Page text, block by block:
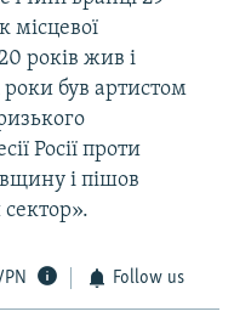
місцевої
років жив і
був артистом
Росії проти
і пішов
Follow us